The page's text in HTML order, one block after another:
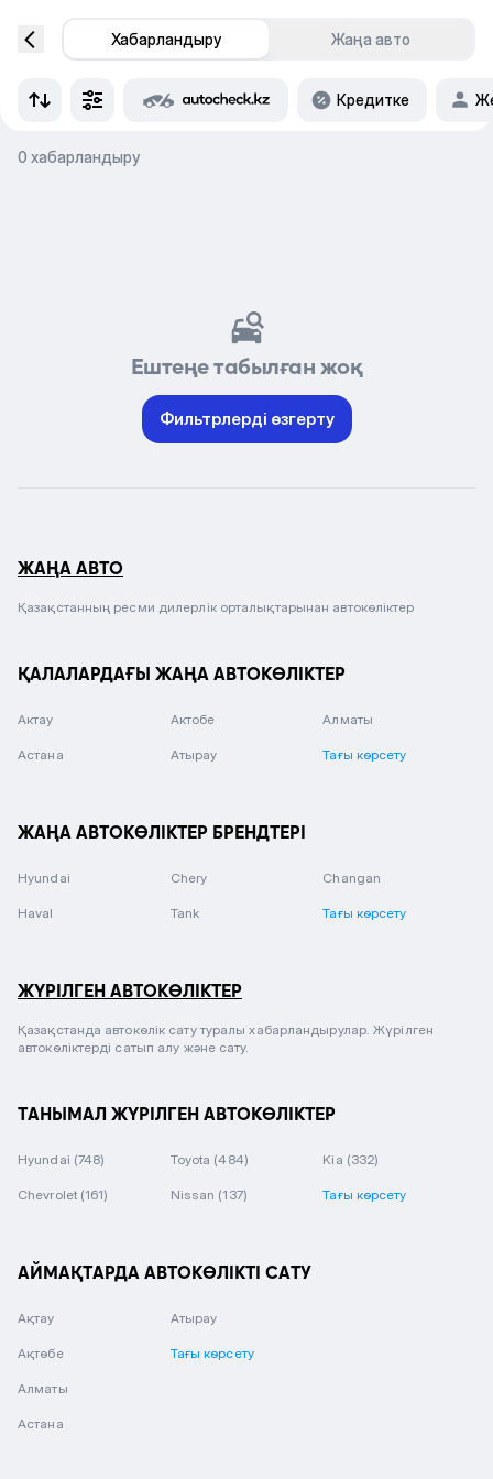
Хабарландыру Жаңа авто
Кредитке
0 хабарландыру
Ештеңе табылған жоқ
Фильтрлерді өзгерту
ЖАҢА АВТО
Қазақстанның ресми дилерлік орталықтарынан автокөліктер
ҚАЛАЛАРДАҒЫ ЖАҢА АВТОКӨЛІКТЕР
Актау Актобе Алматы
Астана Атырау Тағы көрсету
ЖАҢА АВТОКӨЛІКТЕР БРЕНДТЕРІ
Hyundai Chery Changan
Haval Tank Тағы көрсету
ЖҮРІЛГЕН АВТОКӨЛІКТЕР
Қазақстанда автокөлік сату туралы хабарландырулар. Жүрілген
автокөліктерді сатып алу және сату.
ТАНЫМАЛ ЖҮРІЛГЕН АВТОКӨЛІКТЕР
Hyundai (748) Toyota (484) Kia (332)
Chevrolet (161) Nissan (137) Тағы көрсету
АЙМАҚТАРДА АВТОКӨЛІКТІ САТУ
Ақтау
Ақтөбе
Алматы
Астана
Атырау
Тағы көрсету